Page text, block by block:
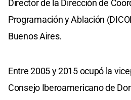
Director de la Dirección de
Programación y Ablación
Buenos Aires.
Entre 2005 y 2015 ocupó la
Consejo Iberoamericano de